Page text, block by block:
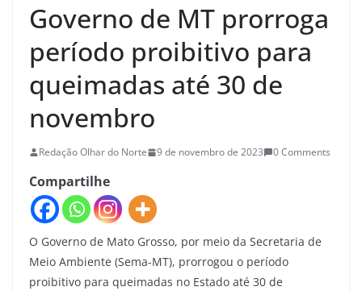
Governo de MT prorroga
período proibitivo para
queimadas até 30 de
novembro
Redação Olhar do Norte 9 de novembro de 2023 0 Comments
Compartilhe
O Governo de Mato Grosso, por meio da Secretaria de
Meio Ambiente (Sema-MT), prorrogou o período
proibitivo para queimadas no Estado até 30 de